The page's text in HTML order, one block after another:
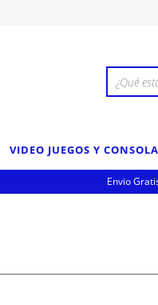
VIDEO JUEGOS Y
Envio